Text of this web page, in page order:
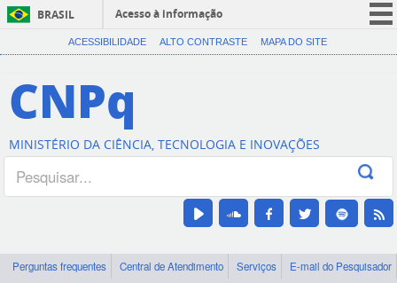
BRASIL
Acesso à informação
CORONAVÍRUS (COVID-19)
Canais
ACESSIBILIDADE ALTO CONTRASTE MAPA DO SITE
CNPq
MINISTÉRIO DA CIÊNCIA, TECNOLOGIA E INOVAÇÕES
Perguntas frequentes Central de Atendimento Serviços
E-mail do Pesquisador